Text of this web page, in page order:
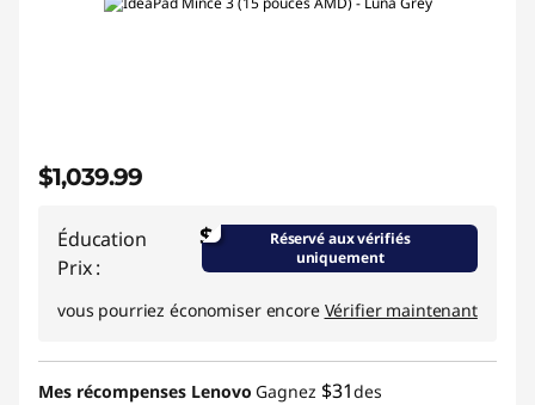
$1,039.99
Éducation
Prix :
$
Réservé aux vérifiés
uniquement
vous pourriez économiser encore Vérifier maintenant
Mes récompenses Lenovo Gagnez $31des